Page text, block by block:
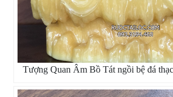
Tượng Quan Âm Bồ Tát ngồi bệ đá